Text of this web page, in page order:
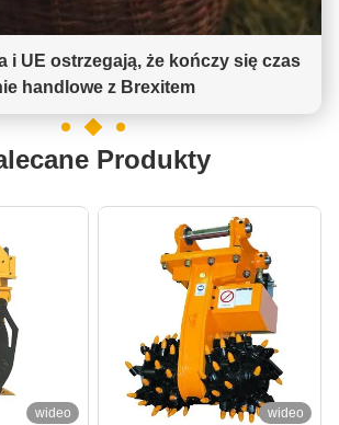
i UE ostrzegają, że kończy się czas
handlowe z Brexitem
Produkty
wideo wideo